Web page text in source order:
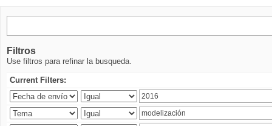
Filtros
Use filtros para refinar la busqueda.
Current Filters: